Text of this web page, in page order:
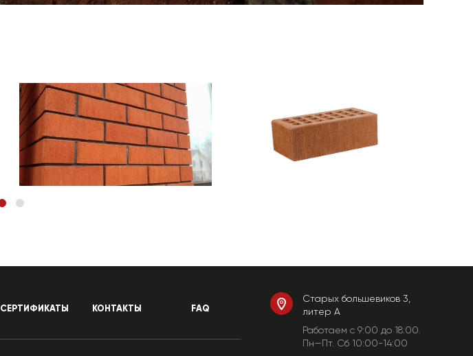
СЕРТИФИКАТЫ КОНТАКТЫ FAQ
Старых большевиков 3,
литер А
Работаем c 9:00 до 18:00.
Пн—Пт. Сб 10:00-14:00